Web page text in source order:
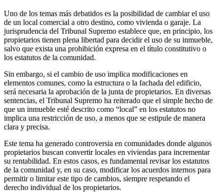
Uno de los temas más debatidos es la posibilidad de cambiar el uso
de un local comercial a otro destino, como vivienda o garaje. La
jurisprudencia del Tribunal Supremo establece que, en principio, los
propietarios tienen plena libertad para decidir el uso de su inmueble,
salvo que exista una prohibición expresa en el título constitutivo o
los estatutos de la comunidad.
Sin embargo, si el cambio de uso implica modificaciones en
elementos comunes, como la estructura o la fachada del edificio,
será necesaria la aprobación de la junta de propietarios. En diversas
sentencias, el Tribunal Supremo ha reiterado que el simple hecho de
que un inmueble esté descrito como “local” en los estatutos no
implica una restricción de uso, a menos que se estipule de manera
clara y precisa.
Este tema ha generado controversia en comunidades donde algunos
propietarios buscan convertir locales en viviendas para incrementar
su rentabilidad. En estos casos, es fundamental revisar los estatutos
de la comunidad y, en su caso, modificar los acuerdos internos para
permitir o limitar este tipo de cambios, siempre respetando el
derecho individual de los propietarios.